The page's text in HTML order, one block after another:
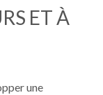
ET À
une